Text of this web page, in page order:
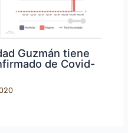
Guzmán tiene
de Covid-